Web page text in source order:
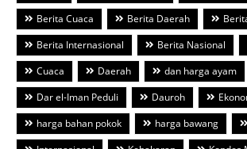
Berita Cuaca
Berita Daerah
Berita Internasional
Berita Nasional
Cuaca
Daerah
dan harga ayam
Dar el-Iman Peduli
Dauroh
harga bahan pokok
harga bawang